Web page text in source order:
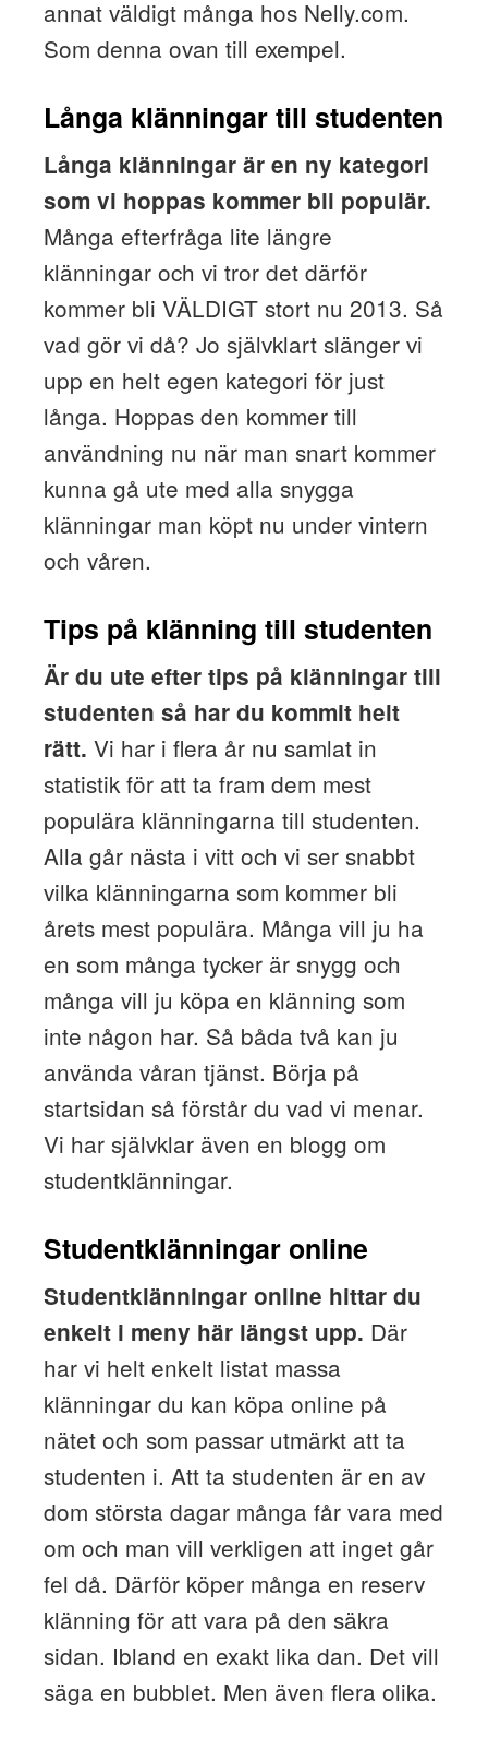
annat väldigt många hos Nelly.com.
Som denna ovan till exempel.
Långa klänningar till studenten
Långa klänningar är en ny kategori
som vi hoppas kommer bli populär.
Många efterfråga lite längre
klänningar och vi tror det därför
kommer bli VÄLDIGT stort nu 2013. Så
vad gör vi då? Jo självklart slänger vi
upp en helt egen kategori för just
långa. Hoppas den kommer till
användning nu när man snart kommer
kunna gå ute med alla snygga
klänningar man köpt nu under vintern
och våren.
Tips på klänning till studenten
Är du ute efter tips på klänningar till
studenten så har du kommit helt
rätt. Vi har i flera år nu samlat in
statistik för att ta fram dem mest
populära klänningarna till studenten.
Alla går nästa i vitt och vi ser snabbt
vilka klänningarna som kommer bli
årets mest populära. Många vill ju ha
en som många tycker är snygg och
många vill ju köpa en klänning som
inte någon har. Så båda två kan ju
använda våran tjänst. Börja på
startsidan så förstår du vad vi menar.
Vi har självklar även en blogg om
studentklänningar.
Studentklänningar online
Studentklänningar online hittar du
enkelt i meny här längst upp. Där
har vi helt enkelt listat massa
klänningar du kan köpa online på
nätet och som passar utmärkt att ta
studenten i. Att ta studenten är en av
dom största dagar många får vara med
om och man vill verkligen att inget går
fel då. Därför köper många en reserv
klänning för att vara på den säkra
sidan. Ibland en exakt lika dan. Det vill
säga en bubblet. Men även flera olika.